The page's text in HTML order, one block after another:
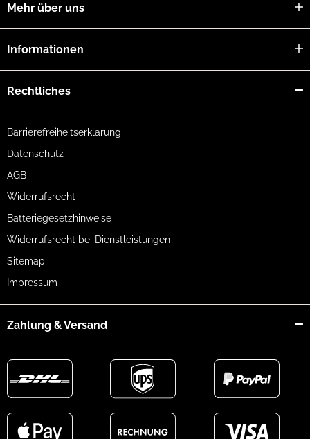
Mehr über uns
Informationen
Rechtliches
Barrierefreiheitserklärung
Datenschutz
AGB
Widerrufsrecht
Batteriegesetzhinweise
Widerrufsrecht bei Dienstleistungen
Sitemap
Impressum
Zahlung & Versand